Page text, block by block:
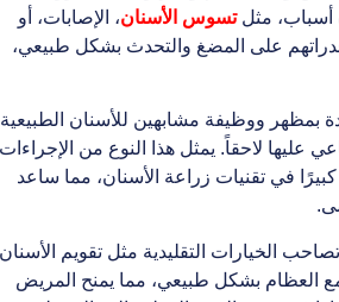
أسباب، مثلتسوس الأسنان، الإصابات، أو
على المضغ والتحدث بشكل طبيعي،
بمظهر ووظيفة مشابهين للأسنان
لاحقاً. يمثل هذا النوع من الإجراءات
في تقنيات زراعة الأسنان، مما ساعد
الخيارات التقليدية مثل تقويم
العظام بشكل طبيعي، مما يمنح المريض